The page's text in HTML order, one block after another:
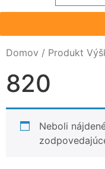
Domov / Produkt
820
Neboli